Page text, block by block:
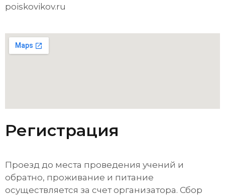
poiskovikov.ru
Регистрация
Проезд до места проведения учений и
обратно, проживание и питание
осуществляется за счет организатора. Сбор